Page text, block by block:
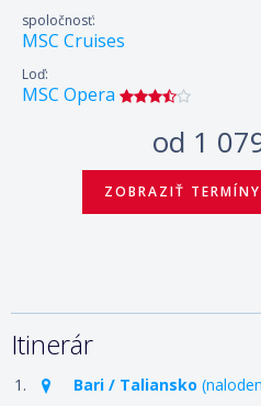
spoločnosť:
MSC Cruises
Loď:
MSC Opera
od 1
ZOBRAZIŤ
Itinerár
1. Bari / Taliansko